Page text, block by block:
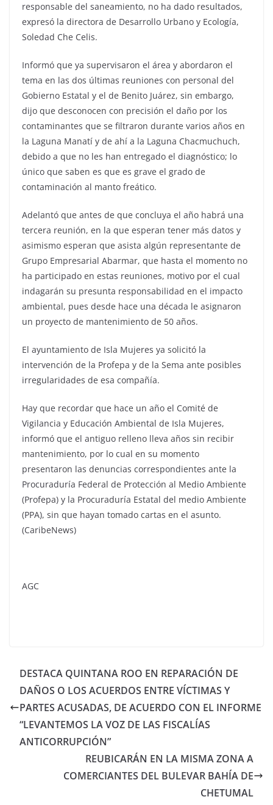
responsable del saneamiento, no ha dado resultados,
expresó la directora de Desarrollo Urbano y Ecología,
Soledad Che Celis.
Informó que ya supervisaron el área y abordaron el
tema en las dos últimas reuniones con personal del
Gobierno Estatal y el de Benito Juárez, sin embargo,
dijo que desconocen con precisión el daño por los
contaminantes que se filtraron durante varios años en
la Laguna Manatí y de ahí a la Laguna Chacmuchuch,
debido a que no les han entregado el diagnóstico; lo
único que saben es que es grave el grado de
contaminación al manto freático.
Adelantó que antes de que concluya el año habrá una
tercera reunión, en la que esperan tener más datos y
asimismo esperan que asista algún representante de
Grupo Empresarial Abarmar, que hasta el momento no
ha participado en estas reuniones, motivo por el cual
indagarán su presunta responsabilidad en el impacto
ambiental, pues desde hace una década le asignaron
un proyecto de mantenimiento de 50 años.
El ayuntamiento de Isla Mujeres ya solicitó la
intervención de la Profepa y de la Sema ante posibles
irregularidades de esa compañía.
Hay que recordar que hace un año el Comité de
Vigilancia y Educación Ambiental de Isla Mujeres,
informó que el antiguo relleno lleva años sin recibir
mantenimiento, por lo cual en su momento
presentaron las denuncias correspondientes ante la
Procuraduría Federal de Protección al Medio Ambiente
(Profepa) y la Procuraduría Estatal del medio Ambiente
(PPA), sin que hayan tomado cartas en el asunto.
(CaribeNews)
AGC
DESTACA QUINTANA ROO EN REPARACIÓN DE
DAÑOS O LOS ACUERDOS ENTRE VÍCTIMAS Y
PARTES ACUSADAS, DE ACUERDO CON EL INFORME
“LEVANTEMOS LA VOZ DE LAS FISCALÍAS
ANTICORRUPCIÓN”
REUBICARÁN EN LA MISMA ZONA A
COMERCIANTES DEL BULEVAR BAHÍA DE
CHETUMAL